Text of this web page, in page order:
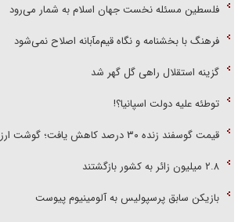
فلسطین مسئله نخست جهان اسلام به شمار می‌رود
فرهنگ با بخشنامه و نگاه قیم‌مآبانه اصلاح نمی‌شود
گزینه استقلال راهی گل گهر شد
توطئه علیه دولت اسپانیا؟!
قیمت گوسفند زنده ۳۰ درصد کاهش یافت؛ گوشت ارزان نشد
۲.۸ میلیون زائر به کشور بازگشتند
بازیکن سابق پرسپولیس به آلومینیوم پیوست